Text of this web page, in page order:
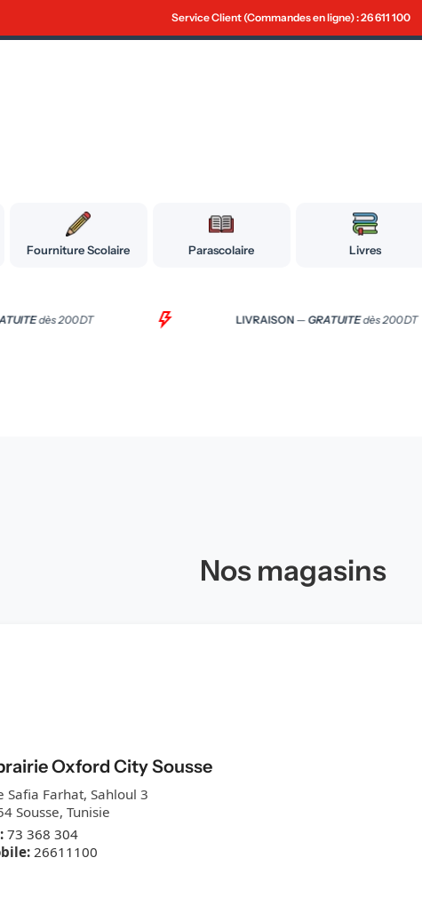
Service Client (Commandes en ligne) : 26 611 100
Fourniture Scolaire Parascolaire Livres
dès 200 DT LIVRAISON—GRATUITEdès 200 DT
Nos magasins
Oxford City Sousse
Safia Farhat, Sahloul 3
Sousse, Tunisie
73 368 304
26611100